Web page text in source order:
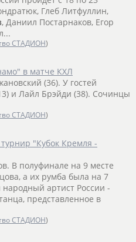
Глеб Литфуллин,
, Даниил Постарнаков, Егор
СТАДИОН)
в матче КХЛ
(36). У гостей
и Лайл Брэйди (38). Сочинцы
СТАДИОН)
"Кубок Кремля -
В полуфинале на 9 месте
а их румба была на 7
артист России -
представленное в
СТАДИОН)